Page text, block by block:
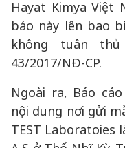
Như vậy, với nội
liễu tại châu Âu -
bì sản phẩm là
khách hàng là sản
Đáng chú ý, nội